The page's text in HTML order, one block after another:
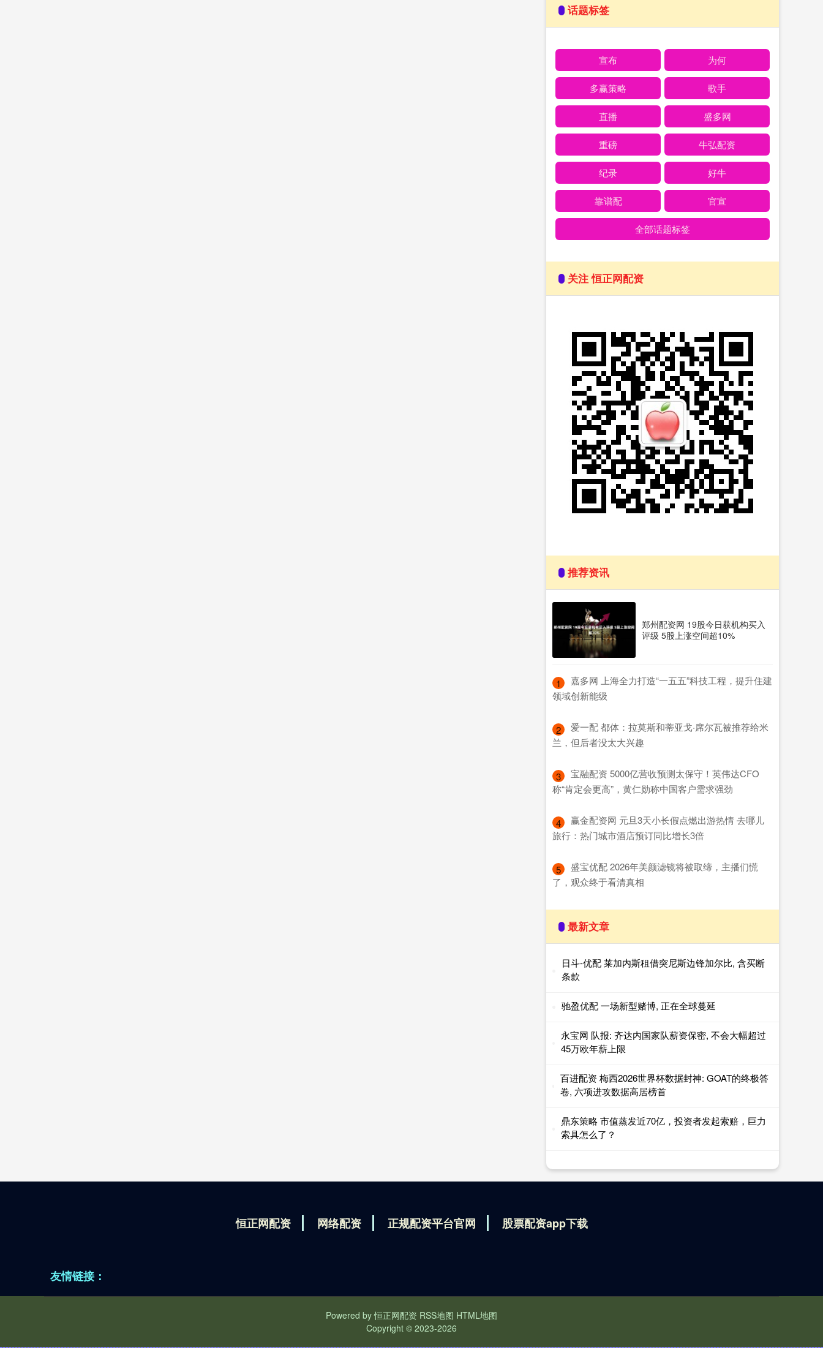
话题标签
宣布 为何
多赢策略 歌手
直播 盛多网
重磅 牛弘配资
纪录 好牛
靠谱配 官宣
全部话题标签
关注 恒正网配资
推荐资讯
郑州配资网 19股今日获机构买入
评级 5股上涨空间超10%
1
​嘉多网 上海全力打造“一五五”科技工程，提升住建
领域创新能级
2
​爱一配 都体：拉莫斯和蒂亚戈·席尔瓦被推荐给米
兰，但后者没太大兴趣
3
​宝融配资 5000亿营收预测太保守！英伟达CFO
称“肯定会更高”，黄仁勋称中国客户需求强劲
4
​赢金配资网 元旦3天小长假点燃出游热情 去哪儿
旅行：热门城市酒店预订同比增长3倍
5
​盛宝优配 2026年美颜滤镜将被取缔，主播们慌
了，观众终于看清真相
最新文章
日斗-优配 莱加内斯租借突尼斯边锋加尔比, 含买断
条款
驰盈优配 一场新型赌博, 正在全球蔓延
永宝网 队报: 齐达内国家队薪资保密, 不会大幅超过
45万欧年薪上限
百进配资 梅西2026世界杯数据封神: GOAT的终极答
卷, 六项进攻数据高居榜首
鼎东策略 市值蒸发近70亿，投资者发起索赔，巨力
索具怎么了？
恒正网配资 网络配资 正规配资平台官网 股票配资app下载
友情链接：
Powered by恒正网配资 RSS地图 HTML地图
Copyright © 2023-2026